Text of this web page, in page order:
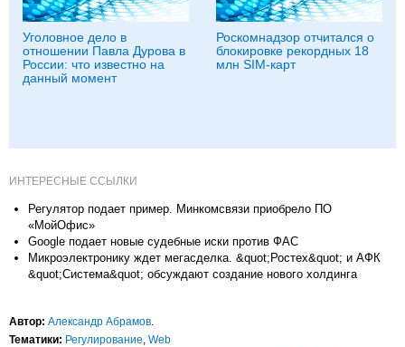
Уголовное дело в
отношении Павла Дурова в
России: что известно на
данный момент
Роскомнадзор отчитался о
блокировке рекордных 18
млн SIM-карт
ИНТЕРЕСНЫЕ ССЫЛКИ
Регулятор подает пример. Минкомсвязи приобрело ПО
«МойОфис»
Google подает новые судебные иски против ФАС
Микроэлектронику ждет мегасделка. &quot;Ростех&quot; и АФК
&quot;Система&quot; обсуждают создание нового холдинга
Автор: Александр Абрамов
Тематики: Регулирование Web